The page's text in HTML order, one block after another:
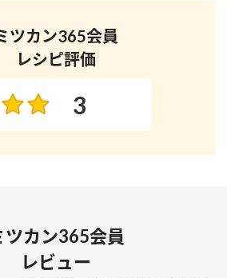
ツカン365会員
レシピ評価
3
ツカン365会員
レビュー